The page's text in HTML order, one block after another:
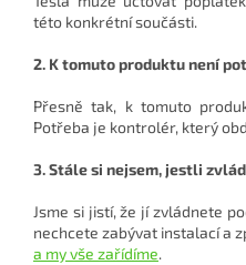
této konkrétní součásti.
2. K tomuto produktu není
Přesně tak, k tomuto
Potřeba je kontrolér, který
3. Stále si nejsem, jestli
Jsme si jistí, že jí zvládnete
nechcete zabývat instalací a
a my vše zařídíme.